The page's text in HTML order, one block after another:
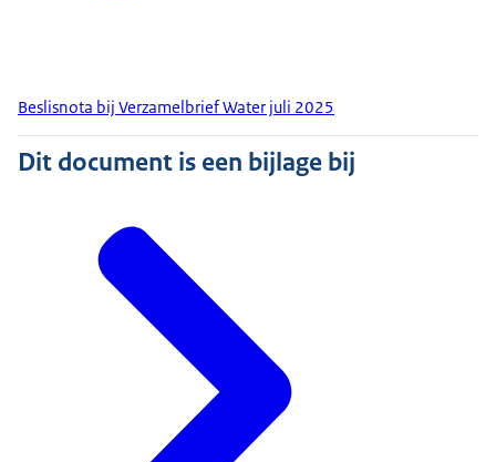
Beslisnota bij Verzamelbrief Water juli 2025
Dit document is een bijlage bij